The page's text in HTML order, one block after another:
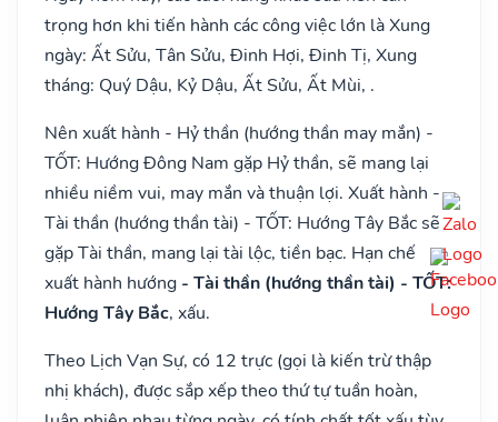
trọng hơn khi tiến hành các công việc lớn là Xung
ngày: Ất Sửu, Tân Sửu, Đinh Hợi, Đinh Tị, Xung
tháng: Quý Dậu, Kỷ Dậu, Ất Sửu, Ất Mùi, .
Nên xuất hành - Hỷ thần (hướng thần may mắn) -
TỐT: Hướng Đông Nam gặp Hỷ thần, sẽ mang lại
nhiều niềm vui, may mắn và thuận lợi. Xuất hành -
Tài thần (hướng thần tài) - TỐT: Hướng Tây Bắc sẽ
gặp Tài thần, mang lại tài lộc, tiền bạc. Hạn chế
xuất hành hướng - Tài thần (hướng thần tài) - TỐT:
Hướng Tây Bắc, xấu.
Theo Lịch Vạn Sự, có 12 trực (gọi là kiến trừ thập
nhị khách), được sắp xếp theo thứ tự tuần hoàn,